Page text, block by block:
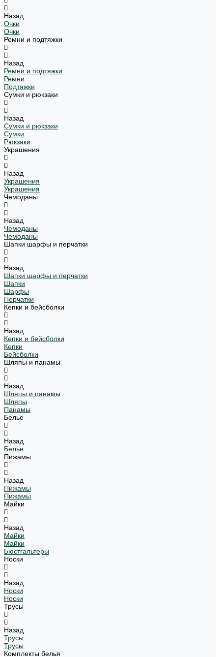
Назад
Очки
Очки
Ремни и подтяжки
Назад
Ремни и подтяжки
Ремни
Подтяжки
Сумки и рюкзаки
Назад
Сумки и рюкзаки
Сумки
Рюкзаки
Украшения
Назад
Украшения
Украшения
Чемоданы
Назад
Чемоданы
Чемоданы
Шапки шарфы и перчатки
Назад
Шапки шарфы и перчатки
Шапки
Шарфы
Перчатки
Кепки и бейсболки
Назад
Кепки и бейсболки
Кепки
Бейсболки
Шляпы и панамы
Назад
Шляпы и панамы
Шляпы
Панамы
Белье
Назад
Белье
Пижамы
Назад
Пижамы
Пижамы
Майки
Назад
Майки
Майки
Бюстгальтеры
Носки
Назад
Носки
Носки
Трусы
Назад
Трусы
Трусы
Комплекты белья